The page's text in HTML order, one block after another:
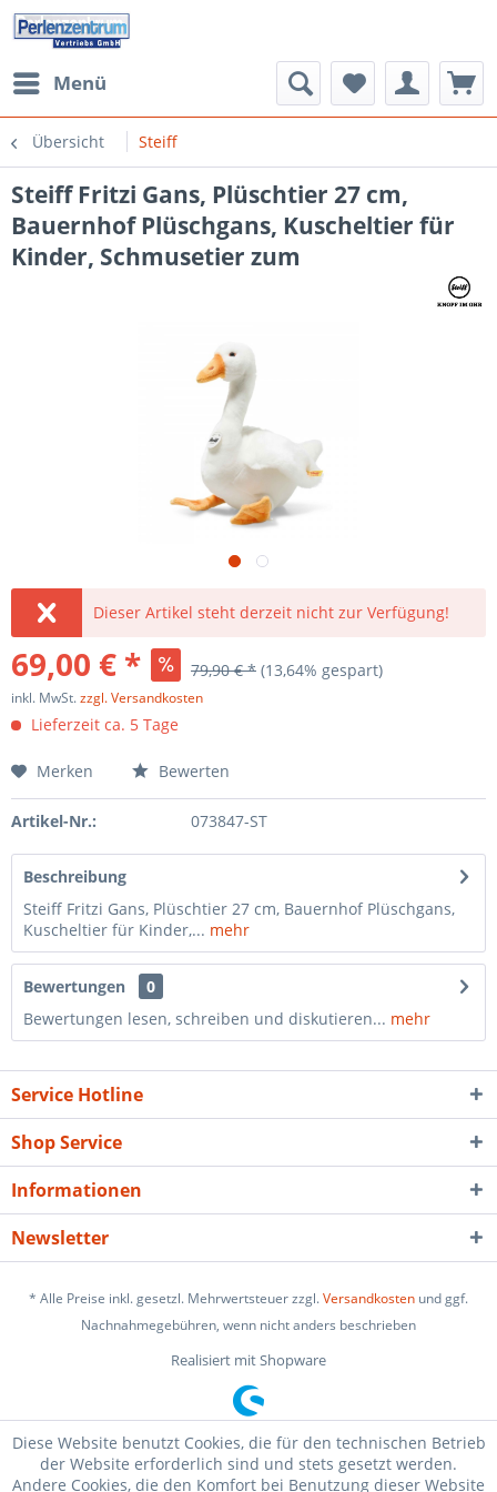
Menü
Übersicht Steiff
Steiff Fritzi Gans, Plüschtier 27 cm,
Bauernhof Plüschgans, Kuscheltier für
Kinder, Schmusetier zum
Dieser Artikel steht derzeit nicht zur Verfügung!
69,00 € * 79,90 € * (13,64% gespart)
inkl. MwSt.zzgl. Versandkosten
Lieferzeit ca. 5 Tage
Merken Bewerten
Artikel-Nr.: 073847-ST
Beschreibung
Steiff Fritzi Gans, Plüschtier 27 cm, Bauernhof Plüschgans,
Kuscheltier für Kinder,... mehr
Bewertungen
0
Bewertungen lesen, schreiben und diskutieren... mehr
Service Hotline
Shop Service
Informationen
Newsletter
* Alle Preise inkl. gesetzl. Mehrwertsteuer zzgl.Versandkosten und ggf.
Nachnahmegebühren, wenn nicht anders beschrieben
Realisiert mit Shopware
Diese Website benutzt Cookies, die für den technischen Betrieb
der Website erforderlich sind und stets gesetzt werden.
Andere Cookies, die den Komfort bei Benutzung dieser Website